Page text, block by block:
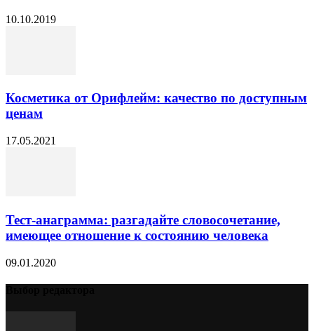
10.10.2019
Косметика от Орифлейм: качество по доступным
ценам
17.05.2021
Тест-анаграмма: разгадайте словосочетание,
имеющее отношение к состоянию человека
09.01.2020